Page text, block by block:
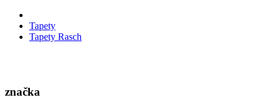
Tapety
Tapety Rasch
značka